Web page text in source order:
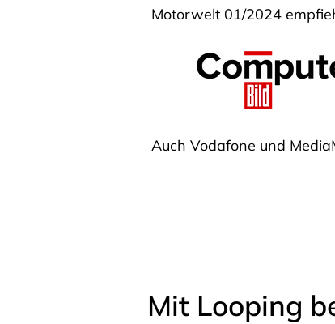
Motorwelt 01/2024
Auch Vodafone und
Mit Looping